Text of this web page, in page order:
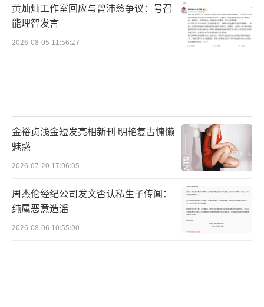
黄灿灿工作室回应与曾沛慈争议：号召
能理智发言
2026-08-05 11:56:27
金裕贞浅金短发亮相新刊 明艳复古慵懒
魅惑
2026-07-20 17:06:05
周杰伦经纪公司发文否认私生子传闻：
纯属恶意造谣
2026-08-06 10:55:00